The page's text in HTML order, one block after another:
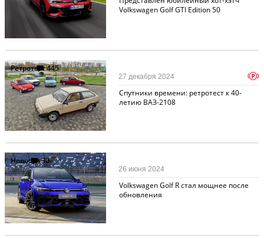
Volkswagen Golf GTI Edition 50
Ретротест445
Спутники времени: ретротест к 40-
летию ВАЗ-2108
27 декабря 2024 p
Новости30
Volkswagen Golf R стал мощнее после
обновления
26 июня 2024